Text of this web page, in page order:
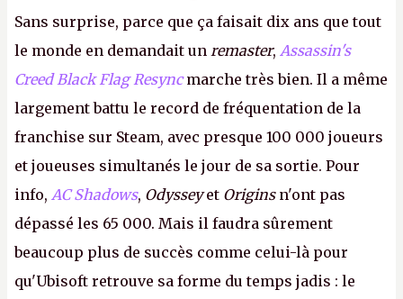
Sans surprise, parce que ça faisait dix ans que tout
le monde en demandait un remaster, Assassin's
Creed Black Flag Resyncmarche très bien. Il a même
largement battu le record de fréquentation de la
franchise sur Steam, avec presque 100 000 joueurs
et joueuses simultanés le jour de sa sortie. Pour
info, AC Shadows, Odysseyet Originsn'ont pas
dépassé les 65 000. Mais il faudra sûrement
beaucoup plus de succès comme celui-là pour
qu'Ubisoft retrouve sa forme du temps jadis : le